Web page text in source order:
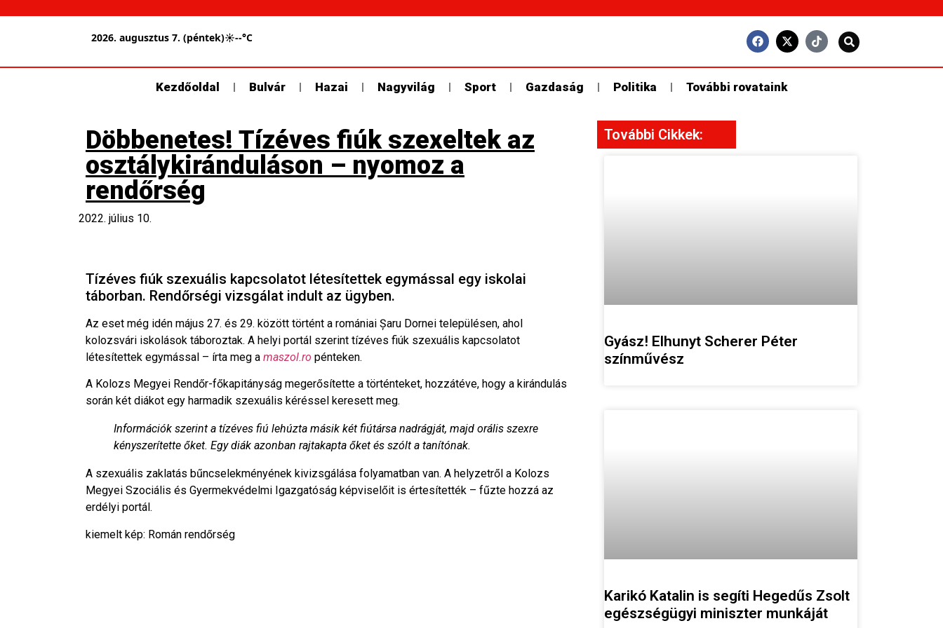
2026. augusztus 7. (péntek)☀--°C
Kezdőoldal Bulvár Hazai Nagyvilág Sport Gazdaság Politika További rovataink
Döbbenetes! Tízéves fiúk szexeltek az
osztálykiránduláson – nyomoz a
rendőrség
2022. július 10.
Tízéves fiúk szexuális kapcsolatot létesítettek egymással egy iskolai
táborban. Rendőrségi vizsgálat indult az ügyben.
Az eset még idén május 27. és 29. között történt a romániai Șaru Dornei településen, ahol
kolozsvári iskolások táboroztak. A helyi portál szerint tízéves fiúk szexuális kapcsolatot
létesítettek egymással – írta meg a maszol.ro pénteken.
A Kolozs Megyei Rendőr-főkapitányság megerősítette a történteket, hozzátéve, hogy a kirándulás
során két diákot egy harmadik szexuális kéréssel keresett meg.
Információk szerint a tízéves fiú lehúzta másik két fiútársa nadrágját, majd orális szexre
kényszerítette őket. Egy diák azonban rajtakapta őket és szólt a tanítónak.
A szexuális zaklatás bűncselekményének kivizsgálása folyamatban van. A helyzetről a Kolozs
Megyei Szociális és Gyermekvédelmi Igazgatóság képviselőit is értesítették – fűzte hozzá az
erdélyi portál.
kiemelt kép: Román rendőrség
További Cikkek:
Gyász! Elhunyt Scherer Péter
színművész
Karikó Katalin is segíti Hegedűs Zsolt
egészségügyi miniszter munkáját